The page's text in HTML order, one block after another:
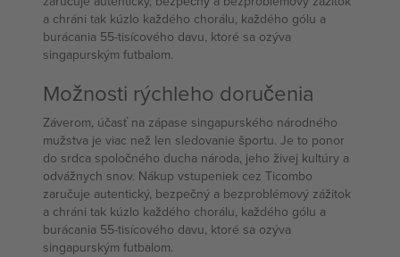
a chráni tak kúzlo každého chorálu, každého gólu a
burácania 55-tisícového davu, ktoré sa ozýva
singapurským futbalom.
Možnosti rýchleho doručenia
Záverom, účasť na zápase singapurského národného
mužstva je viac než len sledovanie športu. Je to ponor
do srdca spoločného ducha národa, jeho živej kultúry a
odvážnych snov. Nákup vstupeniek cez Ticombo
zaručuje autentický, bezpečný a bezproblémový zážitok
a chráni tak kúzlo každého chorálu, každého gólu a
burácania 55-tisícového davu, ktoré sa ozýva
singapurským futbalom.